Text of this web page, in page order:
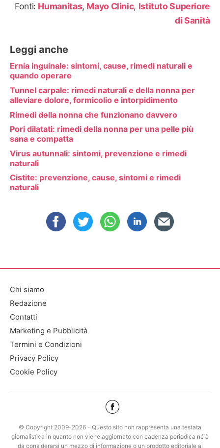
Fonti: Humanitas, Mayo Clinic, Istituto Superiore
di Sanità
Leggi anche
Ernia inguinale: sintomi, cause, rimedi naturali e
quando operare
Tunnel carpale: rimedi naturali e della nonna per
alleviare dolore, formicolio e intorpidimento
Rimedi della nonna che funzionano davvero
Pori dilatati: rimedi della nonna per una pelle più
sana e compatta
Virus autunnali: sintomi, prevenzione e rimedi
naturali
Cistite: prevenzione, cause, sintomi e rimedi
naturali
Chi siamo
Redazione
Contatti
Marketing e Pubblicità
Termini e Condizioni
Privacy Policy
Cookie Policy
© Copyright 2009-2026 - Questo sito non rappresenta una testata
giornalistica in quanto non viene aggiornato con cadenza periodica né è
da considerarsi un mezzo di informazione o un prodotto editoriale ai